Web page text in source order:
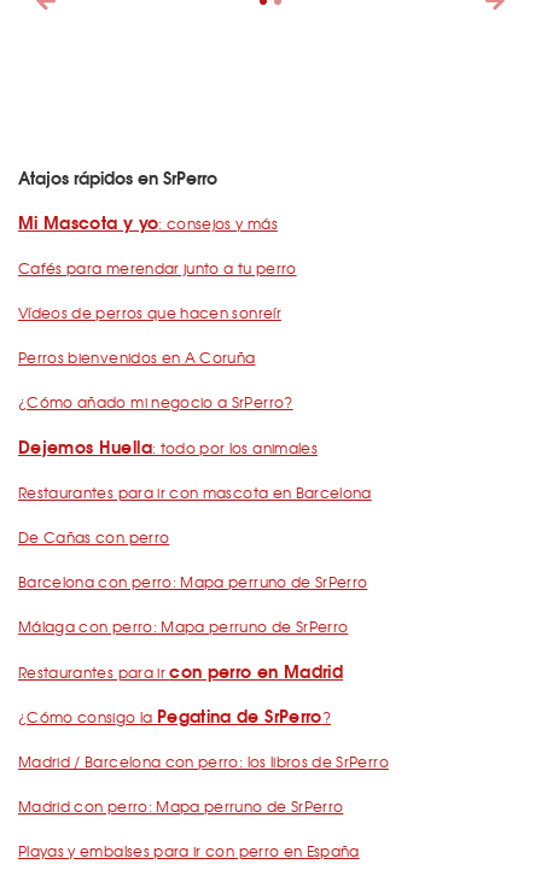
Atajos rápidos en SrPerro
Mi Mascota y yo: consejos y más
Cafés para merendar junto a tu perro
Vídeos de perros que hacen sonreír
Perros bienvenidos en A Coruña
¿Cómo añado mi negocio a SrPerro?
Dejemos Huella: todo por los animales
Restaurantes para ir con mascota en Barcelona
De Cañas con perro
Barcelona con perro: Mapa perruno de SrPerro
Málaga con perro: Mapa perruno de SrPerro
Restaurantes para ircon perro en Madrid
¿Cómo consigo la Pegatina de SrPerro?
Madrid / Barcelona con perro: los libros de SrPerro
Madrid con perro: Mapa perruno de SrPerro
Playas y embalses para ir con perro en España